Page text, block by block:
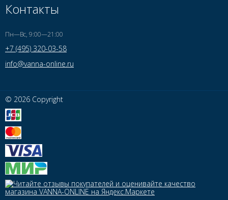
Контакты
Пн—Вс, 9:00—21:00
+7 (495) 320-03-58
info@vanna-online.ru
© 2026 Copyright